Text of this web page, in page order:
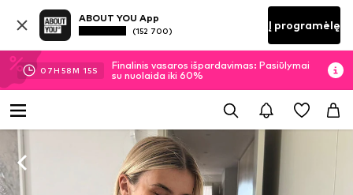
ABOUT YOU App
(152 700) Į programėlę
07H 58M 15S
Finalinis vasaros išpardavimas: Pasiūlymai
su nuolaida iki 60%